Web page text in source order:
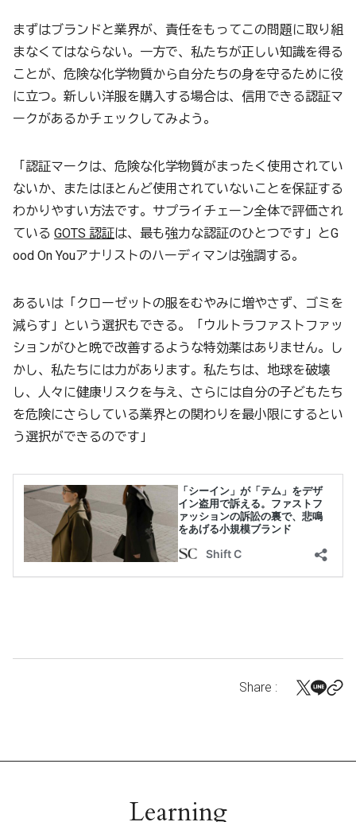
まずはブランドと業界が、責任をもってこの問題に取り組
まなくてはならない。一方で、私たちが正しい知識を得る
ことが、危険な化学物質から自分たちの身を守るために役
に立つ。新しい洋服を購入する場合は、信用できる認証マ
ークがあるかチェックしてみよう。
「認証マークは、危険な化学物質がまったく使用されてい
ないか、またはほとんど使用されていないことを保証する
わかりやすい方法です。サプライチェーン全体で評価され
ている GOTS 認証は、最も強力な認証のひとつです」とG
ood On Youアナリストのハーディマンは強調する。
あるいは「クローゼットの服をむやみに増やさず、ゴミを
減らす」という選択もできる。「ウルトラファストファッ
ションがひと晩で改善するような特効薬はありません。し
かし、私たちには力があります。私たちは、地球を破壊
し、人々に健康リスクを与え、さらには自分の子どもたち
を危険にさらしている業界との関わりを最小限にするとい
う選択ができるのです」
Share :
Learning